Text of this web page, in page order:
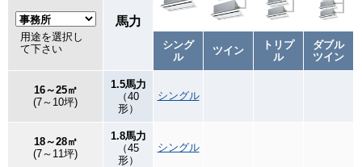
用途を選択し
て下さい
馬力
シング
ル
ツイン
トリプ
ル
ダブル
ツイン
16～25㎡
(7～10坪)
1.5馬力
（40
形）
シングル
18～28㎡
(7～11坪)
1.8馬力
（45
形）
シングル